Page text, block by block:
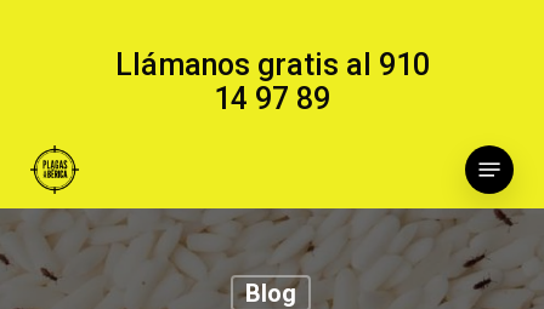
Llámanos gratis al 910
14 97 89
Menu
Blog